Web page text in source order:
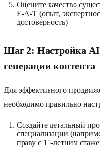
Оцените качество
E-A-T (опыт,
достоверность)
Шаг 2: Настройка
генерации контента
Для эффективного
необходимо правильно
Создайте детальный
специализации
праву с 15-летним